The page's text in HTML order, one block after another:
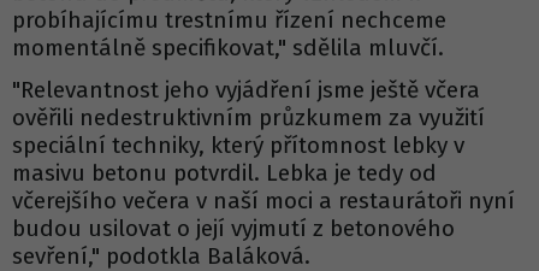
probíhajícímu trestnímu řízení nechceme
momentálně specifikovat," sdělila mluvčí.
"Relevantnost jeho vyjádření jsme ještě včera
ověřili nedestruktivním průzkumem za využití
speciální techniky, který přítomnost lebky v
masivu betonu potvrdil. Lebka je tedy od
včerejšího večera v naší moci a restaurátoři nyní
budou usilovat o její vyjmutí z betonového
sevření," podotkla Baláková.